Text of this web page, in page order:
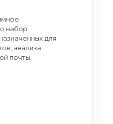
набор
для
анализа
почты.